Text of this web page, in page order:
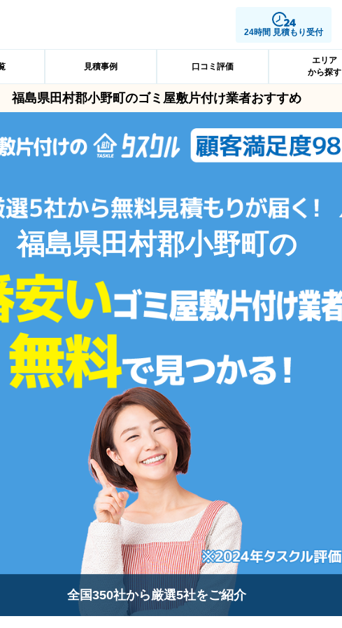
24時間 見積もり受付
見積事例 口コミ評価
エリア
から探す
福島県田村郡小野町のゴミ屋敷片付け業者おすすめ
福島県田村郡小野町の
全国350社から厳選5社をご紹介